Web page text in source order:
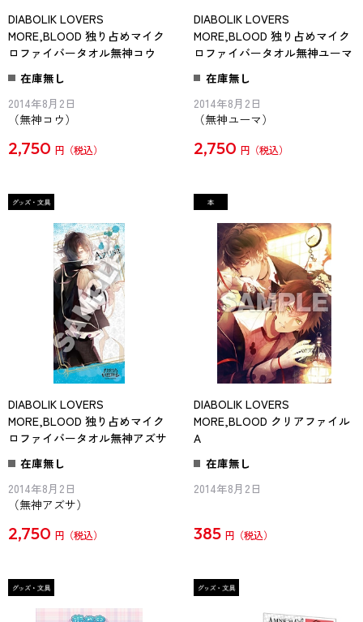
DIABOLIK LOVERS
MORE,BLOOD 独り占めマイク
ロファイバータオル無神コウ
在庫無し
2014年8月2日
（無神コウ）
2,750 円
DIABOLIK LOVERS
MORE,BLOOD 独り占めマイク
ロファイバータオル無神ユーマ
在庫無し
2014年8月2日
（無神ユーマ）
2,750 円
DIABOLIK LOVERS
MORE,BLOOD 独り占めマイク
ロファイバータオル無神アズサ
在庫無し
2014年8月2日
（無神アズサ）
2,750 円
DIABOLIK LOVERS
MORE,BLOOD クリアファイル
A
在庫無し
2014年8月2日
385 円